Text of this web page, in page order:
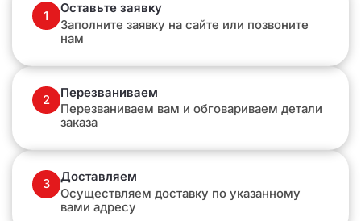
1
Оставьте заявку
Заполните заявку на сайте или позвоните
нам
2
Перезваниваем
Перезваниваем вам и обговариваем детали
заказа
3
Доставляем
Осуществляем доставку по указанному
вами адресу